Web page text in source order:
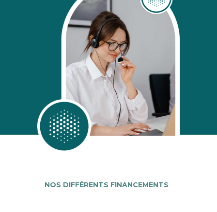
NOS DIFFÉRENTS FINANCEMENTS